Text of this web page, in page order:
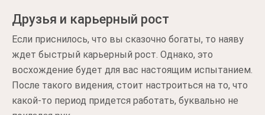
Друзья и карьерный рост
Если приснилось, что вы сказочно богаты, то наяву
ждет быстрый карьерный рост. Однако, это
восхождение будет для вас настоящим испытанием.
После такого видения, стоит настроиться на то, что
какой-то период придется работать, буквально не